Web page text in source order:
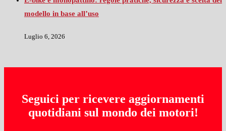
modello in base all’uso
Luglio 6, 2026
Seguici per ricevere aggiornamenti
quotidiani sul mondo dei motori!